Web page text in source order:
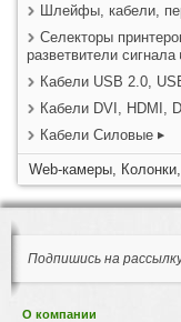
Шлейфы, кабели,
Селекторы
разветвители сигнала
Кабели USB 2.0,
Кабели DVI, HDMI,
Кабели Силовые
Web-камеры,
Подпишись на
О компании